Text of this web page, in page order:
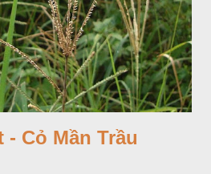
- Cỏ Mần Trầu